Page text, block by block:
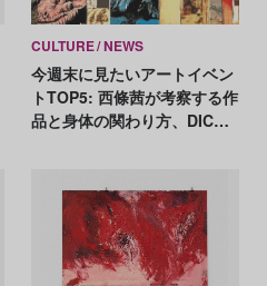
CULTURE NEWS
今週末に見たいアートイベン
トTOP5: 西條茜が考察する作
品と身体の関わり方、DIC川